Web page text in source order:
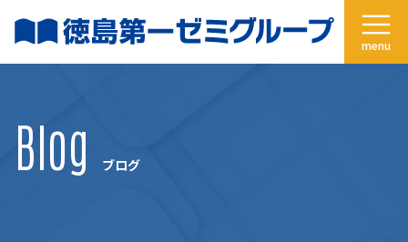
ン
ー
Blog ブログ